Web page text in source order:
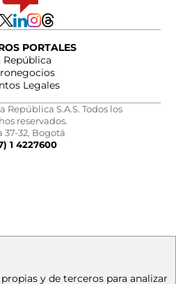
PORTALES
República
Legales
República S.A.S. Todos los
reservados.
37-32, Bogotá
1 4227600
y de terceros para analizar